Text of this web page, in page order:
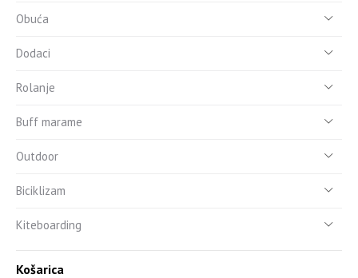
Obuća
Dodaci
Rolanje
Buff marame
Outdoor
Biciklizam
Kiteboarding
Košarica